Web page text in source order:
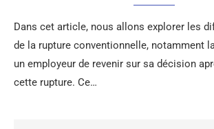
Dans cet article, nous allons explorer les
de la rupture conventionnelle, notamment
un employeur de revenir sur sa décision
cette rupture. Ce…